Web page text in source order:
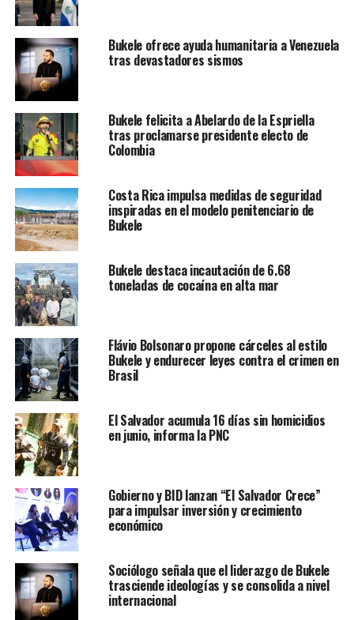
Bukele ofrece ayuda humanitaria a Venezuela
tras devastadores sismos
Bukele felicita a Abelardo de la Espriella
tras proclamarse presidente electo de
Colombia
Costa Rica impulsa medidas de seguridad
inspiradas en el modelo penitenciario de
Bukele
Bukele destaca incautación de 6.68
toneladas de cocaína en alta mar
Flávio Bolsonaro propone cárceles al estilo
Bukele y endurecer leyes contra el crimen en
Brasil
El Salvador acumula 16 días sin homicidios
en junio, informa la PNC
Gobierno y BID lanzan “El Salvador Crece”
para impulsar inversión y crecimiento
económico
Sociólogo señala que el liderazgo de Bukele
trasciende ideologías y se consolida a nivel
internacional